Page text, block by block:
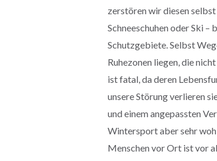
zerstören wir diesen
Schneeschuhen oder Ski
Schutzgebiete. Selbst
Ruhezonen liegen, die
ist fatal, da deren
unsere Störung verlieren
und einem angepassten
Wintersport aber sehr
Menschen vor Ort ist vor